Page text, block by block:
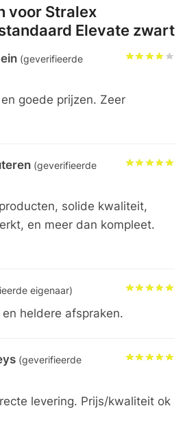
voor Stralex
Elevate zwart
(geverifieerde
goede prijzen. Zeer
(geverifieerde
solide kwaliteit,
en meer dan kompleet.
eigenaar)
heldere afspraken.
(geverifieerde
levering. Prijs/kwaliteit ok